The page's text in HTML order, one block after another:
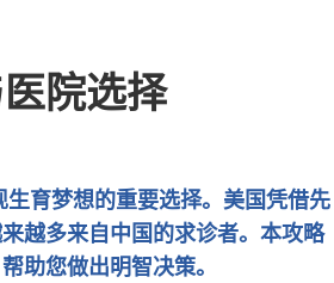
院选择
育梦想的重要选择。美国凭借先
越多来自中国的求诊者。本攻略
助您做出明智决策。